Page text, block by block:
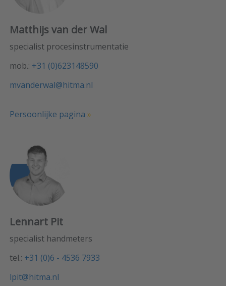
Matthijs van der Wal
specialist procesinstrumentatie
mob.: +31 (0)623148590
mvanderwal@hitma.nl
Persoonlijke pagina »
Lennart Pit
specialist handmeters
tel.: +31 (0)6 - 4536 7933
lpit@hitma.nl